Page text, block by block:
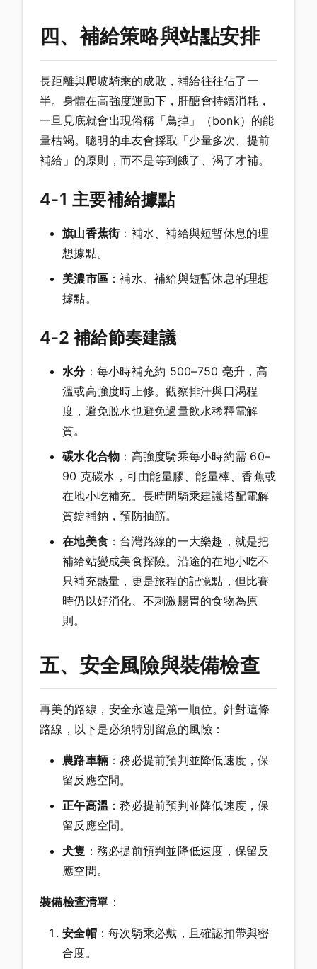
四、補給策略與站點安排
長距離與爬坡騎乘的成敗，補給往往佔了一
半。身體在高強度運動下，肝醣會持續消耗，
一旦見底就會出現俗稱「鳥掉」（bonk）的能
量枯竭。聰明的車友會採取「少量多次、提前
補給」的原則，而不是等到餓了、渴了才補。
4-1 主要補給據點
旗山香蕉街：補水、補給與短暫休息的理
想據點。
美濃市區 ：補水、補給與短暫休息的理想
據點。
4-2 補給節奏建議
水分：每小時補充約 500–750 毫升，高
溫或高強度時上修。觀察排汗與口渴程
度，避免脫水也避免過量飲水稀釋電解
質。
碳水化合物 ：高強度騎乘每小時約需 60–
90 克碳水，可由能量膠、能量棒、香蕉或
在地小吃補充。長時間騎乘建議搭配電解
質錠補鈉，預防抽筋。
在地美食 ：台灣路線的一大樂趣，就是把
補給站變成美食探險。沿途的在地小吃不
只補充熱量，更是旅程的記憶點，但比賽
時仍以好消化、不刺激腸胃的食物為原
則。
五、安全風險與裝備檢查
再美的路線，安全永遠是第一順位。針對這條
路線，以下是必須特別留意的風險：
農路車輛 ：務必提前預判並降低速度，保
留反應空間。
正午高溫 ：務必提前預判並降低速度，保
留反應空間。
犬隻 ：務必提前預判並降低速度，保留反
應空間。
裝備檢查清單 ：
安全帽：每次騎乘必戴，且確認扣帶與密
合度。